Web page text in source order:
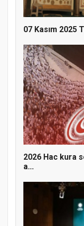
MÜFTÜ
07 Kasım 2025
2026 Hac kura
a...